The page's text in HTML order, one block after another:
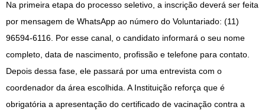
Na primeira etapa do processo seletivo, a inscrição deverá ser feita
por mensagem de WhatsApp ao número do Voluntariado: (11)
96594-6116. Por esse canal, o candidato informará o seu nome
completo, data de nascimento, profissão e telefone para contato.
Depois dessa fase, ele passará por uma entrevista com o
coordenador da área escolhida. A Instituição reforça que é
obrigatória a apresentação do certificado de vacinação contra a